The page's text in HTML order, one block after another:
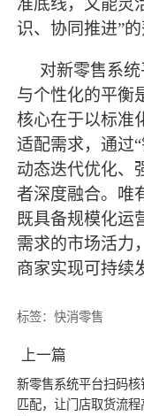
准底线，又能灵
识、协同推进”的
对新零售系
与个性化的平衡
核心在于以标准
适配需求，通过
动态迭代优化、
者深度融合。唯
既具备规模化运
需求的市场活力
商家实现可持续
标签：快消零售
上一篇
新零售系统平台扫码核
匹配，让门店取货流